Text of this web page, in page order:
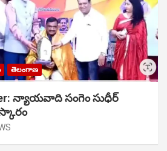
తెలంగాణ
న్యాయవాది సంగెం సుధీర్